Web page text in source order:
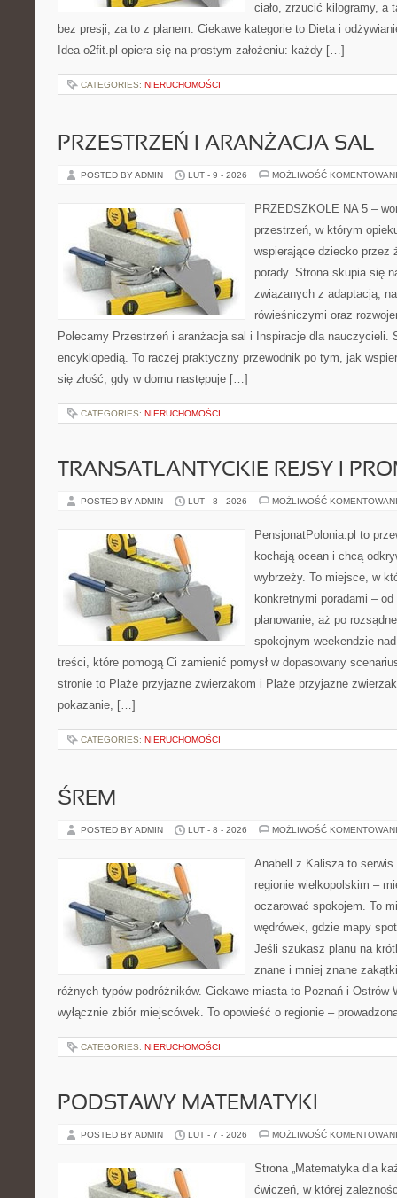
ciało, zrzucić kilogramy, a
bez presji, za to z planem. Ciekawe kategorie to Dieta i
Idea o2fit.pl opiera się na prostym założeniu: każdy […]
CATEGORIES: NIERUCHOMOŚCI
PRZESTRZEŃ I ARANŻACJA SAL
POSTED BY ADMIN LUT - 9 - 2026 MOŻLIWOŚĆ
PRZEDSZKOLE NA 5 –
przestrzeń, w którym
wspierające dziecko przez
porady. Strona skupia się
związanych z adaptacją,
rówieśniczymi oraz
Polecamy Przestrzeń i aranżacja sal i Inspiracje dla nauczycieli.
encyklopedią. To raczej praktyczny przewodnik po tym, jak
się złość, gdy w domu następuje […]
CATEGORIES: NIERUCHOMOŚCI
TRANSATLANTYCKIE REJSY I
POSTED BY ADMIN LUT - 8 - 2026 MOŻLIWOŚĆ
PensjonatPolonia.pl to
kochają ocean i chcą
wybrzeży. To miejsce, w
konkretnymi poradami –
planowanie, aż po
spokojnym weekendzie
treści, które pomogą Ci zamienić pomysł w dopasowany
stronie to Plaże przyjazne zwierzakom i Plaże przyjazne
pokazanie, […]
CATEGORIES: NIERUCHOMOŚCI
ŚREM
POSTED BY ADMIN LUT - 8 - 2026 MOŻLIWOŚĆ
Anabell z Kalisza to
regionie wielkopolskim –
oczarować spokojem. To
wędrówek, gdzie mapy
Jeśli szukasz planu na
znane i mniej znane
różnych typów podróżników. Ciekawe miasta to Poznań i Ostrów
wyłącznie zbiór miejscówek. To opowieść o regionie –
CATEGORIES: NIERUCHOMOŚCI
PODSTAWY MATEMATYKI
POSTED BY ADMIN LUT - 7 - 2026 MOŻLIWOŚĆ
Strona „Matematyka dla
ćwiczeń, w której